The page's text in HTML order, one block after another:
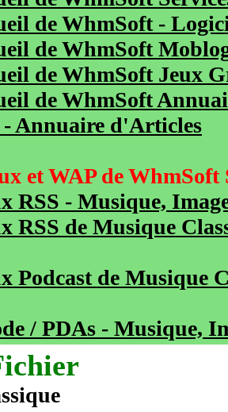
de WhmSoft -
de WhmSoft
de WhmSoft Jeux
de WhmSoft
Annuaire d'Articles
et WAP de WhmSoft
RSS - Musique,
RSS de Musique
Podcast de Musique
/ PDAs - Musique,